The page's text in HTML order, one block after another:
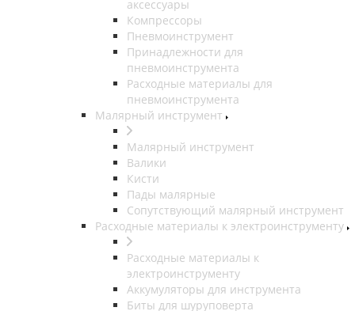
аксессуары
Компрессоры
Пневмоинструмент
Принадлежности для
пневмоинструмента
Расходные материалы для
пневмоинструмента
Малярный инструмент
Малярный инструмент
Валики
Кисти
Пады малярные
Сопутствующий малярный инструмент
Расходные материалы к электроинструменту
Расходные материалы к
электроинструменту
Аккумуляторы для инструмента
Биты для шуруповерта